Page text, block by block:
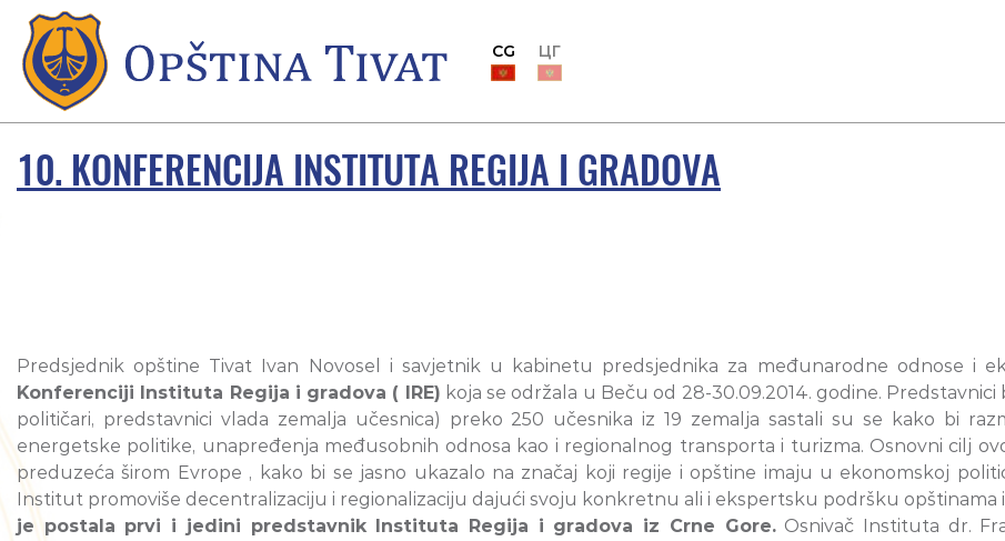
CG ЦГ
10. KONFERENCIJA INSTITUTA REGIJA I GRADOVA
Predsjednik opštine Tivat Ivan Novosel i savjetnik u kabinetu predsjednika za međunarodne odnose i
Konferenciji Instituta Regija i gradova ( IRE) koja se održala u Beču od 28-30.09.2014. godine. Predstavnici
političari, predstavnici vlada zemalja učesnica) preko 250 učesnika iz 19 zemalja sastali su se kako bi
energetske politike, unapređenja međusobnih odnosa kao i regionalnog transporta i turizma. Osnovni cilj
preduzeća širom Evrope , kako bi se jasno ukazalo na značaj koji regije i opštine imaju u ekonomskoj
Institut promoviše decentralizaciju i regionalizaciju dajući svoju konkretnu ali i ekspertsku podršku opštinama i
je postala prvi i jedini predstavnik Instituta Regija i gradova iz Crne Gore.Osnivač Instituta dr.